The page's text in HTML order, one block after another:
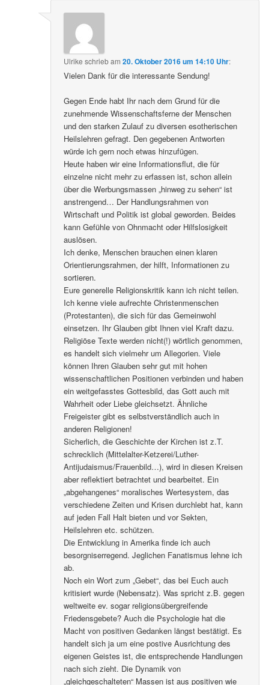
Ulrike schriebam20. Oktober 2016 um 14:10 Uhr:
Vielen Dank für die interessante Sendung!
Gegen Ende habt Ihr nach dem Grund für die
zunehmende Wissenschaftsferne der Menschen
und den starken Zulauf zu diversen esotherischen
Heilslehren gefragt. Den gegebenen Antworten
würde ich gern noch etwas hinzufügen.
Heute haben wir eine Informationsflut, die für
einzelne nicht mehr zu erfassen ist, schon allein
über die Werbungsmassen „hinweg zu sehen“ ist
anstrengend… Der Handlungsrahmen von
Wirtschaft und Politik ist global geworden. Beides
kann Gefühle von Ohnmacht oder Hilfslosigkeit
auslösen.
Ich denke, Menschen brauchen einen klaren
Orientierungsrahmen, der hilft, Informationen zu
sortieren.
Eure generelle Religionskritik kann ich nicht teilen.
Ich kenne viele aufrechte Christenmenschen
(Protestanten), die sich für das Gemeinwohl
einsetzen. Ihr Glauben gibt Ihnen viel Kraft dazu.
Religiöse Texte werden nicht(!) wörtlich genommen,
es handelt sich vielmehr um Allegorien. Viele
können Ihren Glauben sehr gut mit hohen
wissenschaftlichen Positionen verbinden und haben
ein weitgefasstes Gottesbild, das Gott auch mit
Wahrheit oder Liebe gleichsetzt. Ähnliche
Freigeister gibt es selbstverständlich auch in
anderen Religionen!
Sicherlich, die Geschichte der Kirchen ist z.T.
schrecklich (Mittelalter-Ketzerei/Luther-
Antijudaismus/Frauenbild…), wird in diesen Kreisen
aber reflektiert betrachtet und bearbeitet. Ein
„abgehangenes“ moralisches Wertesystem, das
verschiedene Zeiten und Krisen durchlebt hat, kann
auf jeden Fall Halt bieten und vor Sekten,
Heilslehren etc. schützen.
Die Entwicklung in Amerika finde ich auch
besorgniserregend. Jeglichen Fanatismus lehne ich
ab.
Noch ein Wort zum „Gebet“, das bei Euch auch
kritisiert wurde (Nebensatz). Was spricht z.B. gegen
weltweite ev. sogar religionsübergreifende
Friedensgebete? Auch die Psychologie hat die
Macht von positiven Gedanken längst bestätigt. Es
handelt sich ja um eine postive Ausrichtung des
eigenen Geistes ist, die entsprechende Handlungen
nach sich zieht. Die Dynamik von
„gleichgeschalteten“ Massen ist aus positiven wie